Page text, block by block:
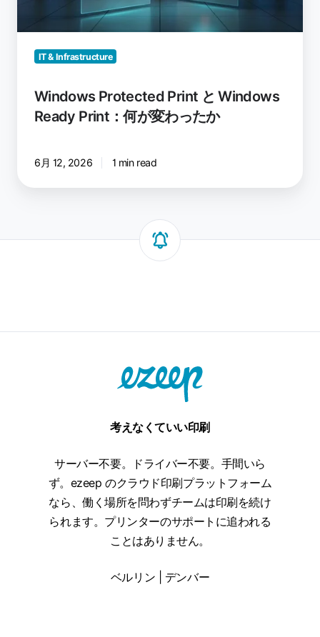
変
IT & Infrastructure
Windows Protected Print と Windows
Ready Print：何が変わったか
6月 12, 2026 1 min read
考えなくていい印刷
サーバー不要。ドライバー不要。手間いら
ず。ezeep のクラウド印刷プラットフォーム
なら、働く場所を問わずチームは印刷を続け
られます。プリンターのサポートに追われる
ことはありません。
ベルリン | デンバー